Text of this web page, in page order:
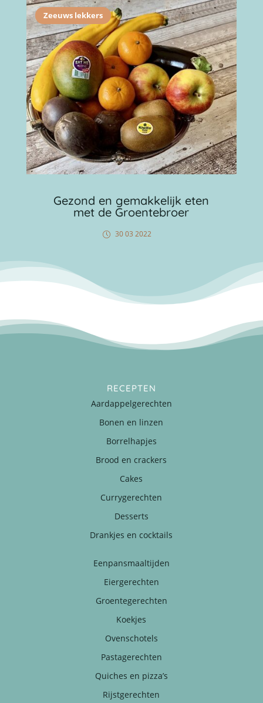
Zeeuws lekkers
Gezond en gemakkelijk eten
met de Groentebroer
30 03 2022
RECEPTEN
Aardappelgerechten
Bonen en linzen
Borrelhapjes
Brood en crackers
Cakes
Currygerechten
Desserts
Drankjes en cocktails
Eenpansmaaltijden
Eiergerechten
Groentegerechten
Koekjes
Ovenschotels
Pastagerechten
Quiches en pizza’s
Rijstgerechten